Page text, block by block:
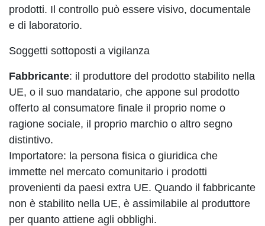
prodotti. Il controllo può essere visivo, documentale
e di laboratorio.
Soggetti sottoposti a vigilanza
Fabbricante: il produttore del prodotto stabilito nella
UE, o il suo mandatario, che appone sul prodotto
offerto al consumatore finale il proprio nome o
ragione sociale, il proprio marchio o altro segno
distintivo.
Importatore: la persona fisica o giuridica che
immette nel mercato comunitario i prodotti
provenienti da paesi extra UE. Quando il fabbricante
non è stabilito nella UE, è assimilabile al produttore
per quanto attiene agli obblighi.